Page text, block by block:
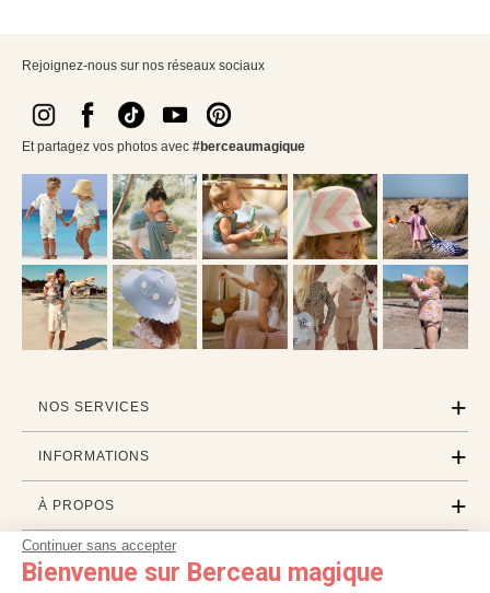
Continuer sans accepter
Bienvenue sur Berceau magique
Rejoignez-nous sur nos réseaux sociaux
Et partagez vos photos avec #berceaumagique
NOS SERVICES
INFORMATIONS
À PROPOS
PROFESSIONNELS